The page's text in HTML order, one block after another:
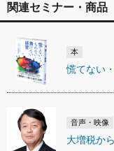
関連セミナー・商品
本
慌てない
音声・映像
大増税か